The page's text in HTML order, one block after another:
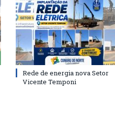
Rede de energia nova Setor
Vicente Temponi